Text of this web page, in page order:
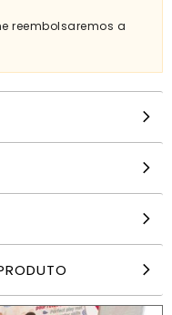
reembolsaremos a
ADICIONAR